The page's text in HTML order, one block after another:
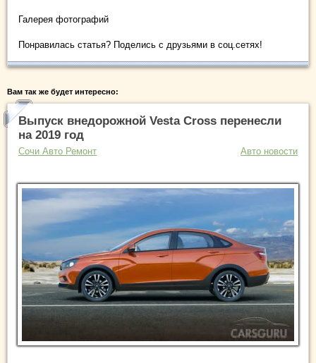
Галерея фотографий
Понравилась статья? Поделись с друзьями в соц.сетях!
Вам так же будет интересно:
Выпуск внедорожной Vesta Cross перенесли
на 2019 год
Сочи Авто Ремонт Авто новости